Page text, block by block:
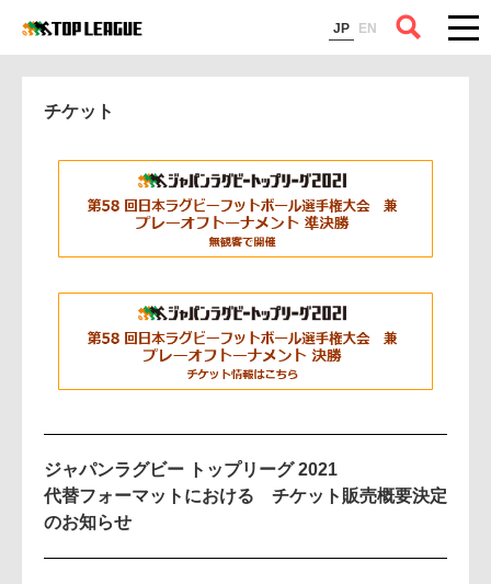
JP EN
コラム
チケット
ジャパンラグビー トップリーグ 2021
代替フォーマットにおける チケット販売概要決定
のお知らせ